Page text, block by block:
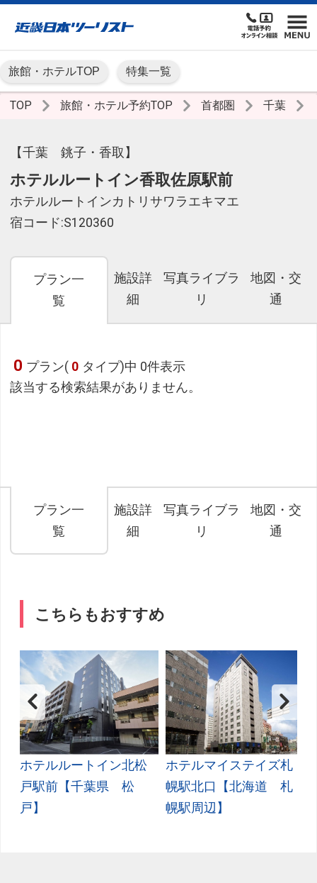
旅館・ホテルTOP 特集一覧
TOP 旅館・ホテル予約TOP 首都圏 千葉
【千葉 銚子・香取】
ホテルルートイン香取佐原駅前
ホテルルートインカトリサワラエキマエ
宿コード:S120360
プラン一
覧
施設詳
細
写真ライブラ
リ
地図・交
通
0 プラン( 0 タイプ)中 0件表示
該当する検索結果がありません。
プラン一
覧
施設詳
細
写真ライブラ
リ
地図・交
通
こちらもおすすめ
ホテルルートイン北松
戸駅前【千葉県 松
戸】
ホテルマイステイズ札
幌駅北口【北海道 札
幌駅周辺】